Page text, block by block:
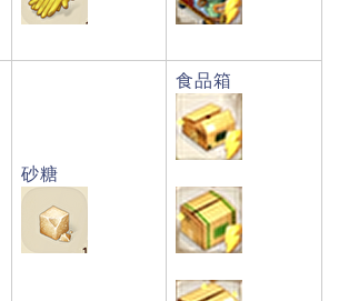
砂糖
食品箱